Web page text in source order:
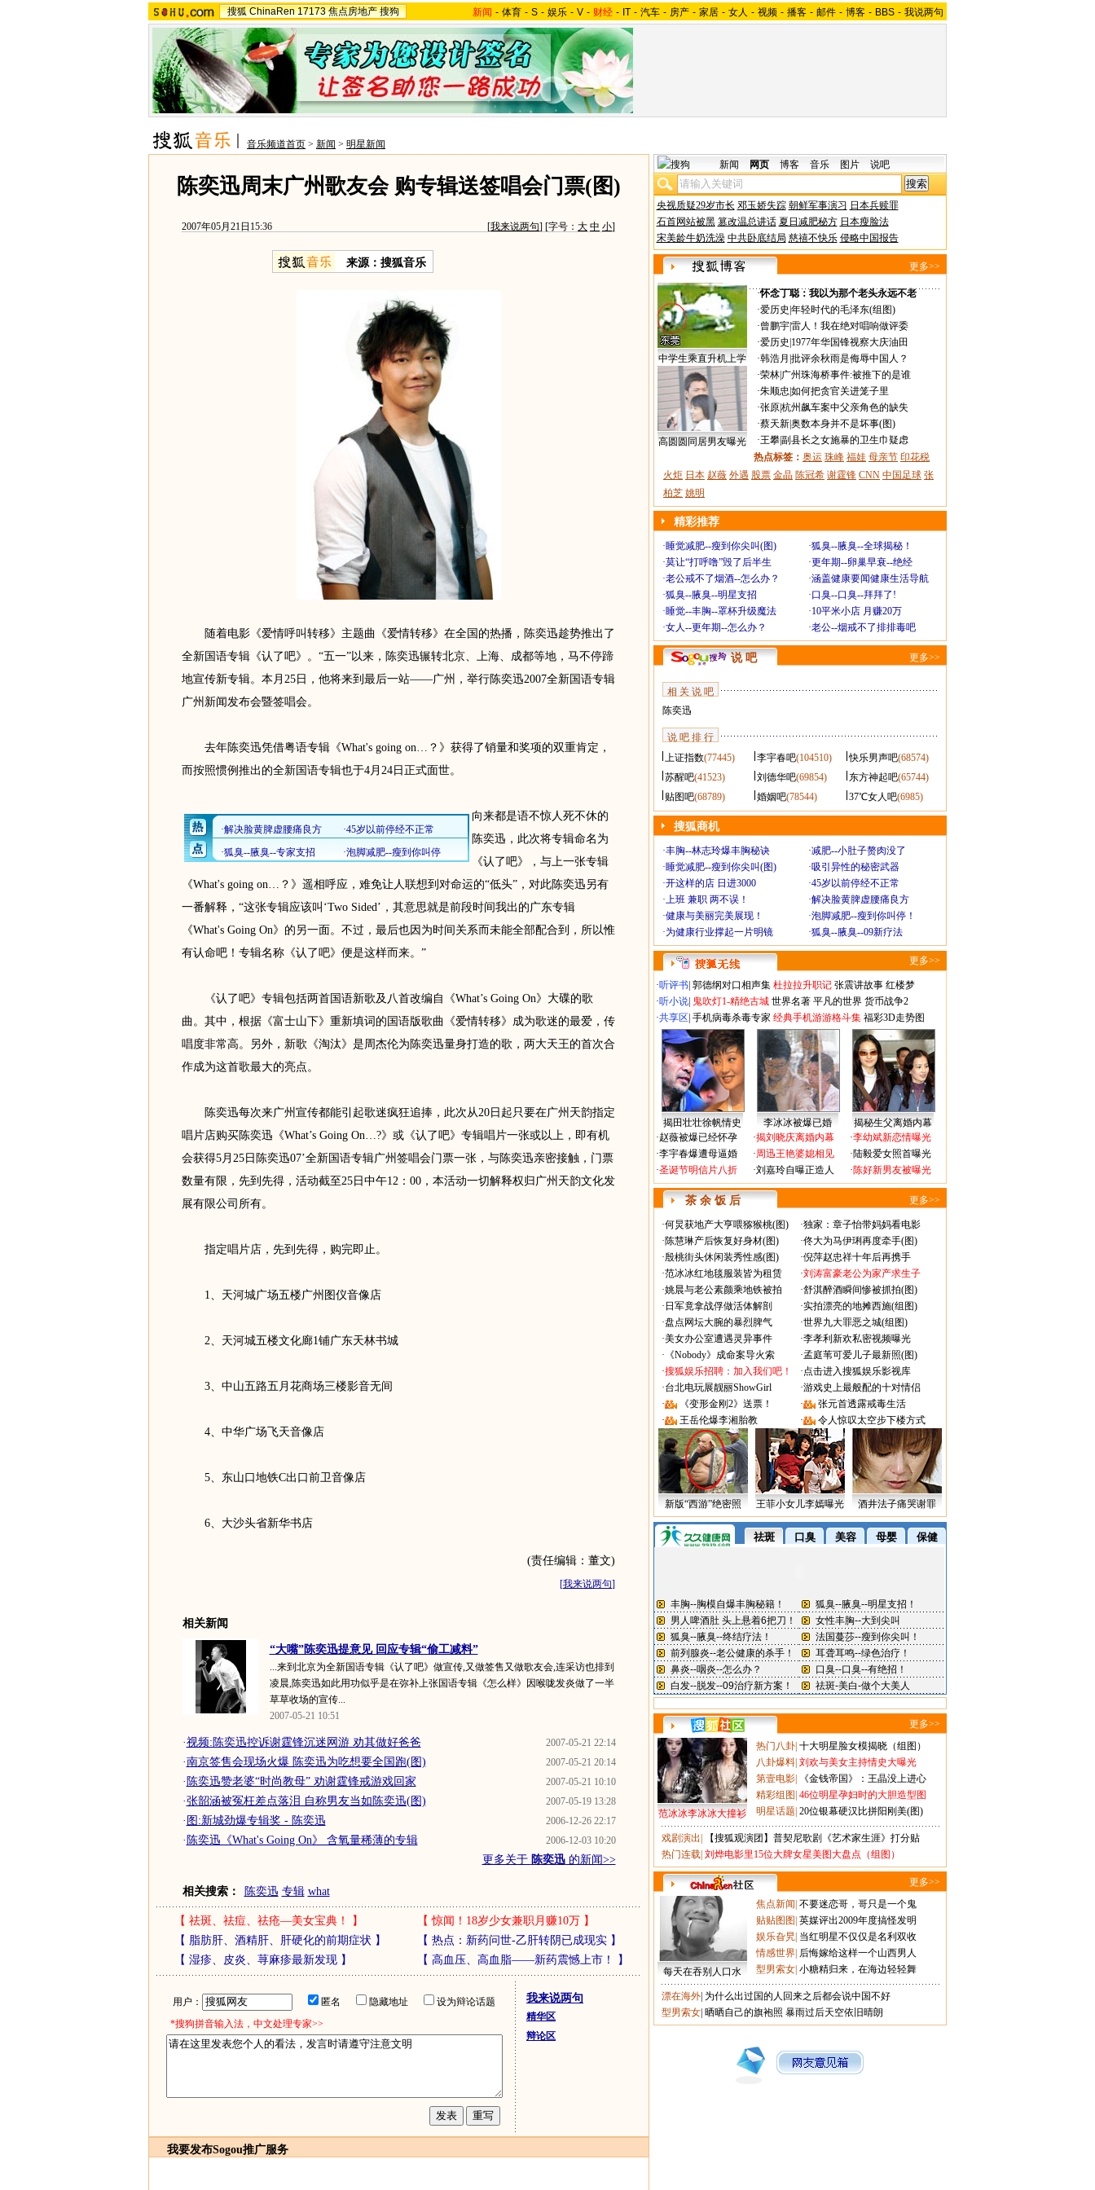
搜狐 ChinaRen 17173 焦点房地产 搜狗 新闻 - 体育 - S - 娱乐 - V - 财经 - IT - 汽车 - 房产 - 家居 - 女人 - 视频 - 播客 - 邮件 - 博客 - BBS - 我说两句
音乐频道首页 > 新闻 > 明星新闻
陈奕迅周末广州歌友会 购专辑送签唱会门票(图)
2007年05月21日15:36 [我来说两句] [字号： 大 中 小]
来源：搜狐音乐
随着电影《爱情呼叫转移》主题曲《爱情转移》在全国的热播，陈奕迅趁势推出了
全新国语专辑《认了吧》。“五一”以来，陈奕迅辗转北京、上海、成都等地，马不停蹄
地宣传新专辑。本月25日，他将来到最后一站――广州，举行陈奕迅2007全新国语专辑
广州新闻发布会暨签唱会。
去年陈奕迅凭借粤语专辑《What's going on…？》获得了销量和奖项的双重肯定，
而按照惯例推出的全新国语专辑也于4月24日正式面世。
向来都是语不惊人死不休的
陈奕迅，此次将专辑命名为
《认了吧》，与上一张专辑
《What's going on…？》遥相呼应，难免让人联想到对命运的“低头”，对此陈奕迅另有
一番解释，“这张专辑应该叫‘Two Sided’，其意思就是前段时间我出的广东专辑
《What's Going On》的另一面。不过，最后也因为时间关系而未能全部配合到，所以惟
有认命吧！专辑名称《认了吧》便是这样而来。”
《认了吧》专辑包括两首国语新歌及八首改编自《What’s Going On》大碟的歌
曲。其中，根据《富士山下》重新填词的国语版歌曲《爱情转移》成为歌迷的最爱，传
唱度非常高。另外，新歌《淘汰》是周杰伦为陈奕迅量身打造的歌，两大天王的首次合
作成为这首歌最大的亮点。
陈奕迅每次来广州宣传都能引起歌迷疯狂追捧，此次从20日起只要在广州天韵指定
唱片店购买陈奕迅《What’s Going On…?》或《认了吧》专辑唱片一张或以上，即有机
会获得5月25日陈奕迅07’全新国语专辑广州签唱会门票一张，与陈奕迅亲密接触，门票
数量有限，先到先得，活动截至25日中午12：00，本活动一切解释权归广州天韵文化发
展有限公司所有。
指定唱片店，先到先得，购完即止。
1、天河城广场五楼广州图仪音像店
2、天河城五楼文化廊1铺广东天林书城
3、中山五路五月花商场三楼影音无间
4、中华广场飞天音像店
5、东山口地铁C出口前卫音像店
6、大沙头省新华书店
(责任编辑：董文)
[我来说两句]
相关新闻
“大嘴”陈奕迅提意见 回应专辑“偷工减料”
...来到北京为全新国语专辑《认了吧》做宣传,又做签售又做歌友会,连采访也排到
凌晨,陈奕迅如此用功似乎是在弥补上张国语专辑《怎么样》因喉咙发炎做了一半
草草收场的宣传...
2007-05-21 10:51
2007-05-21 22:14
·视频:陈奕迅控诉谢霆锋沉迷网游 劝其做好爸爸
2007-05-21 20:14
·南京签售会现场火爆 陈奕迅为吃想要全国跑(图)
2007-05-21 10:10
· 陈奕迅赞老婆“时尚教母” 劝谢霆锋戒游戏回家
2007-05-19 13:28
·张韶涵被冤枉差点落泪 自称男友当如陈奕迅(图)
2006-12-26 22:17
· 图:新城劲爆专辑奖 - 陈奕迅
2006-12-03 10:20
· 陈奕迅《What's Going On》 含氧量稀薄的专辑
更多关于 陈奕迅的新闻>>
相关搜索： 陈奕迅 专辑 what
【 祛斑、祛痘、祛疮—美女宝典！ 】 【惊闻！18岁少女兼职月赚10万】
【 脂肪肝、酒精肝、肝硬化的前期症状 】 【 热点：新药问世-乙肝转阴已成现实】
【 湿疹、皮炎、荨麻疹最新发现】 【 高血压、高血脂——新药震憾上市！ 】
用户： 匿名 隐藏地址
设为辩论话题
*搜狗拼音输入法，中文处理专家>>
我来说两句
精华区
辩论区
我要发布Sogou推广服务
新闻 网页 博客 音乐 图片 说吧
央视质疑29岁市长 邓玉娇失踪 朝鲜军事演习 日本兵赎罪
石首网站被黑 篡改温总讲话 夏日减肥秘方 日本瘦脸法
宋美龄牛奶洗澡 中共卧底结局 慈禧不快乐 侵略中国报告
更多>>
中学生乘直升机上学
高圆圆同居男友曝光
·怀念丁聪：我以为那个老头永远不老
·爱历史 年轻时代的毛泽东(组图)
·曾鹏宇|雷人！我在绝对唱响做评委
·爱历史 1977年华国锋视察大庆油田
·韩浩月 批评余秋雨是侮辱中国人？
·荣林| 广州珠海桥事件:被推下的是谁
·朱顺忠 如何把贪官关进笼子里
·张原|杭州飙车案中父亲角色的缺失
·蔡天新|奥数本身并不是坏事(图)
·王攀|副县长之女施暴的卫生巾疑虑
热点标签： 奥运 珠峰 福娃 母亲节 印花税
火炬 日本 赵薇 外遇 股票 金晶 陈冠希 谢霆锋 CNN 中国足球 张
柏芝 姚明
精彩推荐
·睡觉减肥--瘦到你尖叫(图) ·狐臭--腋臭--全球揭秘！
·莫让“打呼噜”毁了后半生 ·更年期--卵巢早衰--绝经
·老公戒不了烟酒--怎么办？ ·涵盖健康要闻健康生活导航
·狐臭--腋臭--明星支招 ·口臭--口臭--拜拜了!
·睡觉--丰胸--罩杯升级魔法 ·10平米小店 月赚20万
·女人--更年期--怎么办？ ·老公--烟戒不了排排毒吧
说 吧 更多>>
相 关 说 吧
陈奕迅
说 吧 排 行
上证指数(77445) 李宇春吧(104510) 快乐男声吧(68574)
苏醒吧(41523) 刘德华吧(69854) 东方神起吧(65744)
贴图吧(68789) 婚姻吧(78544) 37℃女人吧(6985)
搜狐商机
·丰胸--林志玲爆丰胸秘诀 ·减肥--小肚子赘肉没了
·睡觉减肥--瘦到你尖叫(图) ·吸引异性的秘密武器
·开这样的店 日进3000 ·45岁以前停经不正常
·上班 兼职 两不误！ ·解决脸黄脾虚腰痛良方
·健康与美丽完美展现！ ·泡脚减肥--瘦到你叫停！
·为健康行业撑起一片明镜 ·狐臭--腋臭--09新疗法
更多>>
·听评书 郭德纲对口相声集 杜拉拉升职记 张震讲故事 红楼梦
·听小说 鬼吹灯1-精绝古城 世界名著 平凡的世界 货币战争2
·共享区 手机病毒杀毒专家 经典手机游游格斗集 福彩3D走势图
揭田壮壮徐帆情史 李冰冰被爆已婚
揭秘生父离婚内幕
·赵薇被爆已经怀孕
·李宇春爆遭母逼婚
·圣诞节明信片八折
·揭刘晓庆离婚内幕
·周迅王艳婆媳相见
·刘嘉玲自曝正造人
·李幼斌新恋情曝光
·陆毅爱女照首曝光
·陈好新男友被曝光
茶 余 饭 后 更多>>
·何炅获地产大亨喂猕猴桃(图) ·独家：章子怡带妈妈看电影
·陈慧琳产后恢复好身材(图) ·佟大为马伊琍再度牵手(图)
·殷桃街头休闲装秀性感(图) ·倪萍赵忠祥十年后再携手
·范冰冰红地毯服装皆为租赁 ·刘涛富豪老公为家产求生子
·姚晨与老公素颜乘地铁被拍 ·舒淇醉酒瞬间惨被抓拍(图)
· 日军竟拿战俘做活体解剖 ·实拍漂亮的地摊西施(组图)
·盘点网坛大腕的暴烈脾气 ·世界九大罪恶之城(组图)
·美女办公室遭遇灵异事件 ·李孝利新欢私密视频曝光
· 《Nobody》成命案导火索 ·孟庭苇可爱儿子最新照(图)
·搜狐娱乐招聘：加入我们吧！ ·点击进入搜狐娱乐影视库
·台北电玩展靓丽ShowGirl ·游戏史上最般配的十对情侣
·
《变形金刚2》送票！ ·
张元首透露戒毒生活
·
王岳伦爆李湘胎教 · 令人惊叹太空步下楼方式
新版“西游”绝密照 王菲小女儿李嫣曝光 酒井法子痛哭谢罪
更多>>
范冰冰李冰冰大撞衫
热门八卦 十大明星脸女模揭晓（组图）
八卦爆料 刘欢与美女主持情史大曝光
第壹电影
《金钱帝国》：王晶没上进心
精彩组图 46位明星孕妇时的大胆造型图
明星话题 20位银幕硬汉比拼阳刚美(图)
戏剧演出
【搜狐观演团】普契尼歌剧《艺术家生涯》打分贴
热门连载 刘烨电影里15位大牌女星美图大盘点（组图）
更多>>
每天在吞别人口水
焦点新闻 不要迷恋哥，哥只是一个鬼
贴贴图图 英媒评出2009年度搞怪发明
娱乐旮旯 当红明星不仅仅是名利双收
情感世界 后悔嫁给这样一个山西男人
型男索女 小糖精归来，在海边轻轻舞
漂在海外 为什么出过国的人回来之后都会说中国不好
型男索女 晒晒自己的旗袍照 暴雨过后天空依旧晴朗